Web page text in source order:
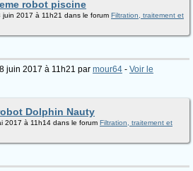
robot piscine
juin 2017 à 11h21 dans le forum Filtration, traitement et
juin 2017 à 11h21 par mour64 - Voir le
Dolphin Nauty
2017 à 11h14 dans le forum Filtration, traitement et